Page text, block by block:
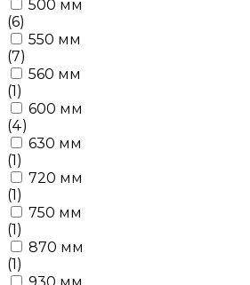
500 мм
(6)
550 мм
(7)
560 мм
(1)
600 мм
(4)
630 мм
(1)
720 мм
(1)
750 мм
(1)
870 мм
(1)